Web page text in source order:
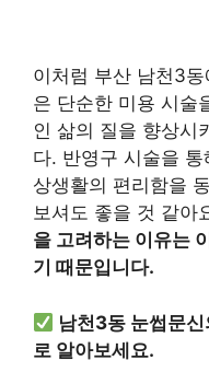
이처럼 부산 남천3
은 단순한 미용 시술
인 삶의 질을 향상시
다. 반영구 시술을
상생활의 편리함을
보셔도 좋을 것 같아
을 고려하는 이유는
기 때문입니다.
남천3동 눈썹문
로 알아보세요.